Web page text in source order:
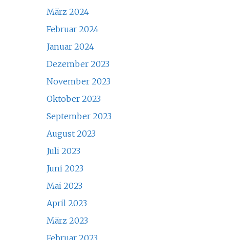
März 2024
Februar 2024
Januar 2024
Dezember 2023
November 2023
Oktober 2023
September 2023
August 2023
Juli 2023
Juni 2023
Mai 2023
April 2023
März 2023
Februar 2023